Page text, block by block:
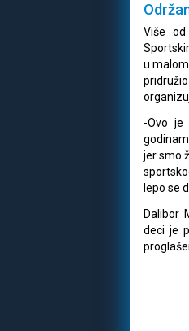
Više od
u
-Ovo je
jer smo
lepo se
Dalibor
deci je